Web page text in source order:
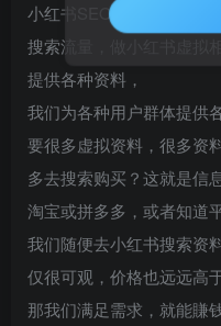
小红书SEO虚拟电商项目
搜索流量，做小红书虚拟
提供各种资料，
我们为各种用户群体提供
要很多虚拟资料，很多资
多去搜索购买？这就是信
淘宝或拼多多，或者知道
我们随便去小红书搜索资
仅很可观，价格也远远高
那我们满足需求，就能賺钱